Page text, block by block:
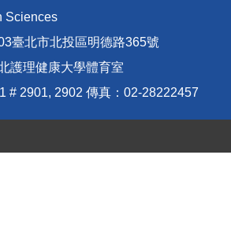
Sciences
臺北市北投區明德路365號
護理健康大學體育室
# 2901, 2902 傳真：02-28222457